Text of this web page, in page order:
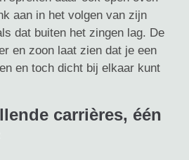
aan in het volgen van zijn
dat buiten het zingen lag. De
en zoon laat zien dat je een
en toch dicht bij elkaar kunt
carrières, één